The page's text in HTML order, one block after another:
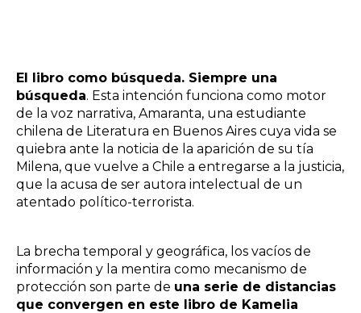
El libro como búsqueda. Siempre una
búsqueda. Esta intención funciona como motor
de la voz narrativa, Amaranta, una estudiante
chilena de Literatura en Buenos Aires cuya vida se
quiebra ante la noticia de la aparición de su tía
Milena, que vuelve a Chile a entregarse a la justicia,
que la acusa de ser autora intelectual de un
atentado político-terrorista.
La brecha temporal y geográfica, los vacíos de
información y la mentira como mecanismo de
protección son parte de una serie de distancias
que convergen en este libro de Kamelia